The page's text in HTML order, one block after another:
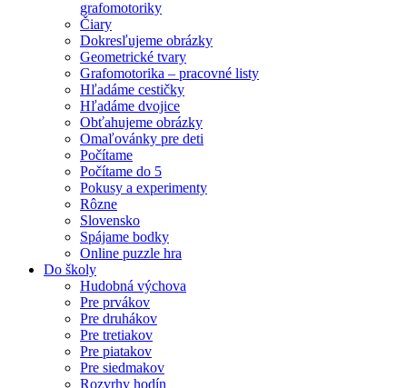
grafomotoriky
Čiary
Dokresľujeme obrázky
Geometrické tvary
Grafomotorika – pracovné listy
Hľadáme cestičky
Hľadáme dvojice
Obťahujeme obrázky
Omaľovánky pre deti
Počítame
Počítame do 5
Pokusy a experimenty
Rôzne
Slovensko
Spájame bodky
Online puzzle hra
Do školy
Hudobná výchova
Pre prvákov
Pre druhákov
Pre tretiakov
Pre piatakov
Pre siedmakov
Rozvrhy hodín